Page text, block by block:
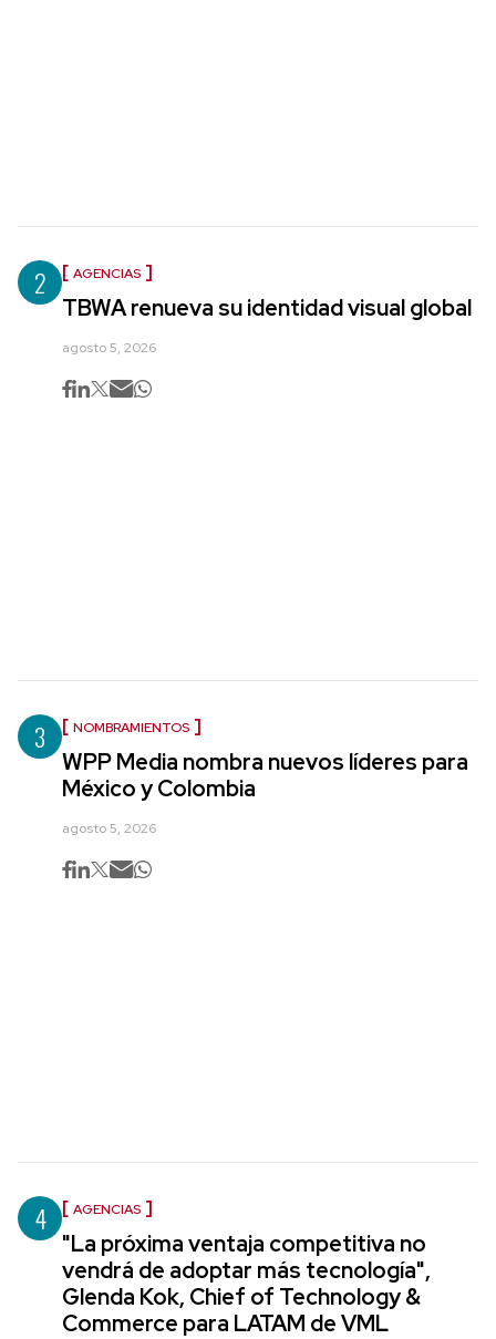
2 AGENCIAS
TBWA renueva su identidad visual global
agosto 5, 2026
3 NOMBRAMIENTOS
WPP Media nombra nuevos líderes para
México y Colombia
agosto 5, 2026
4 AGENCIAS
"La próxima ventaja competitiva no
vendrá de adoptar más tecnología",
Glenda Kok, Chief of Technology &
Commerce para LATAM de VML